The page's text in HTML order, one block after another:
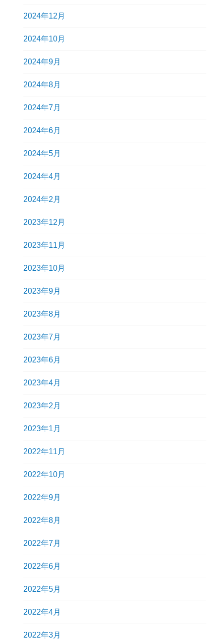
2024年12月
2024年10月
2024年9月
2024年8月
2024年7月
2024年6月
2024年5月
2024年4月
2024年2月
2023年12月
2023年11月
2023年10月
2023年9月
2023年8月
2023年7月
2023年6月
2023年4月
2023年2月
2023年1月
2022年11月
2022年10月
2022年9月
2022年8月
2022年7月
2022年6月
2022年5月
2022年4月
2022年3月